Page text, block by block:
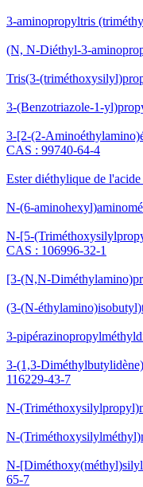
3-aminopropyltris
(N, N-Diéthyl-3-
Tris(3-
3-(Benzotriazole-1-
3-[2-(2-
CAS : 99740-64-4
Ester diéthylique de
N-(6-
N-[5-
CAS : 106996-32-1
[3-(N,N-
(3-(N-
3-
3-(1,3-
116229-43-7
N-
N-
N-
65-7